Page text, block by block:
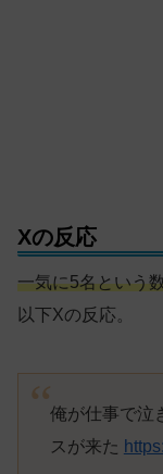
Xの反応
一気に5名という
以下Xの反応。
俺が仕事で泣
スが来た